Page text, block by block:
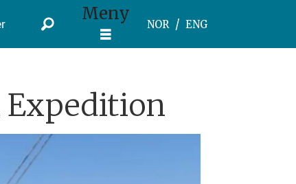
Meny
NOR ENG
Expedition